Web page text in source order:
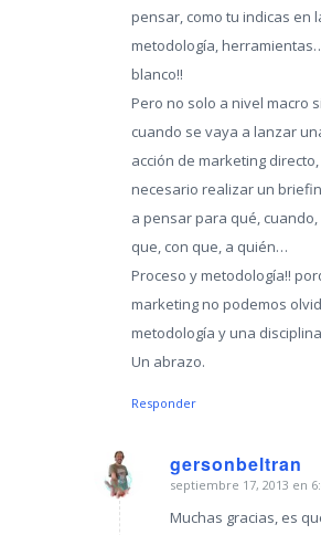
pensar, como tu indicas en
metodología,
blanco!!
Pero no solo a nivel macro
cuando se vaya a lanzar
acción de marketing
necesario realizar un
a pensar para qué, cuando,
que, con que, a quién…
Proceso y metodología!!
marketing no podemos
metodología y una
Un abrazo.
Responder
gersonbeltran
Dice:
septiembre 17, 2013 en
Muchas gracias, es